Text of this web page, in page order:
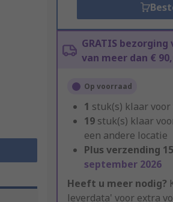
GRATIS
van meer dan €
Op voorraad
1 stuk(s) klaar
19 stuk(s) klaar
een andere locatie
Plus verzending
september 2026
Heeft u meer nodig?
leverdata' voor extra